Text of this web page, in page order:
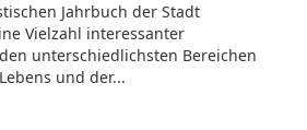
Jahrbuch der Stadt
Vielzahl interessanter
unterschiedlichsten Bereichen
und der...